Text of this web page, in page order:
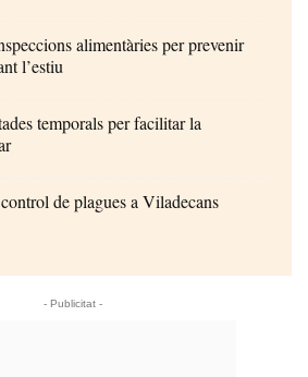
alimentàries per prevenir
l’estiu
temporals per facilitar la
de plagues a Viladecans
- Publicitat -